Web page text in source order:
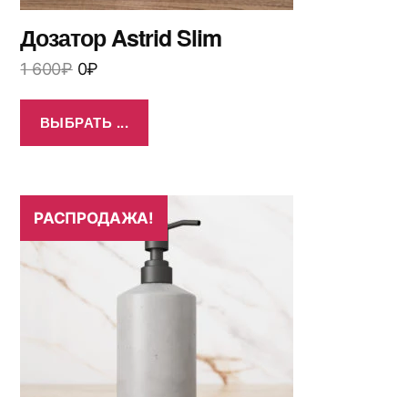
Дозатор Astrid Slim
1 600₽ 0₽
ВЫБРАТЬ ...
РАСПРОДАЖА!